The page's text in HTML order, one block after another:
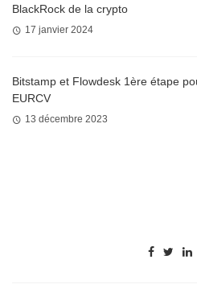
BlackRock de la crypto
17 janvier 2024
Bitstamp et Flowdesk 1ère étape
EURCV
13 décembre 2023